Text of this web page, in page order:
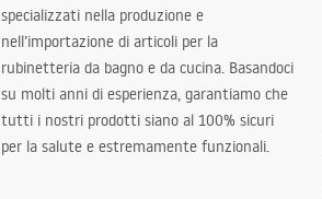
specializzati nella produzione e
nell’importazione di articoli per la
rubinetteria da bagno e da cucina. Basandoci
su molti anni di esperienza, garantiamo che
tutti i nostri prodotti siano al 100% sicuri
per la salute e estremamente funzionali.